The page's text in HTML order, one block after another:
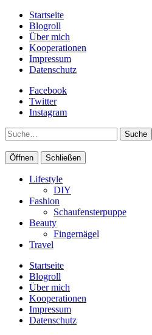
Startseite
Blogroll
Über mich
Kooperationen
Impressum
Datenschutz
Facebook
Twitter
Instagram
Suche
Öffnen Schließen
Lifestyle
DIY
Fashion
Schaufensterpuppe
Beauty
Fingernägel
Travel
Startseite
Blogroll
Über mich
Kooperationen
Impressum
Datenschutz